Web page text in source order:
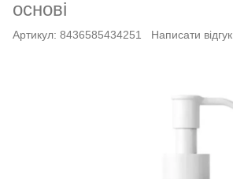
основі
Артикул: 8436585434251 Написати відгук